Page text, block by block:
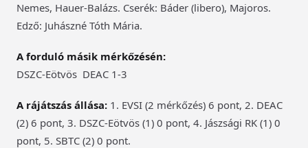
Nemes, Hauer-Balázs. Cserék: Báder (libero), Majoros.
Edző: Juhászné Tóth Mária.
A forduló másik mérkőzésén:
DSZC-Eötvös  DEAC 1-3
A rájátszás állása: 1. EVSI (2 mérkőzés) 6 pont, 2. DEAC
(2) 6 pont, 3. DSZC-Eötvös (1) 0 pont, 4. Jászsági RK (1) 0
pont, 5. SBTC (2) 0 pont.